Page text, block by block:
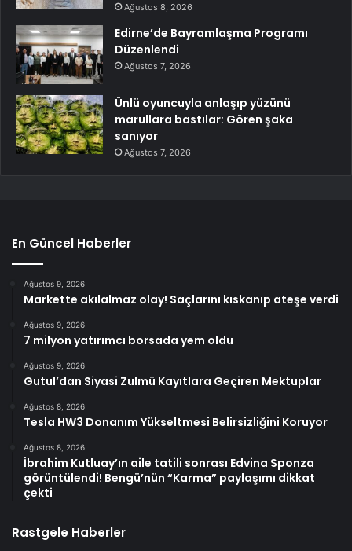
Ağustos 8, 2026
Edirne’de Bayramlaşma Programı
Düzenlendi
Ağustos 7, 2026
Ünlü oyuncuyla anlaşıp yüzünü
marullara bastılar: Gören şaka
sanıyor
Ağustos 7, 2026
En Güncel Haberler
Ağustos 9, 2026
Markette akılalmaz olay! Saçlarını kıskanıp ateşe verdi
Ağustos 9, 2026
7 milyon yatırımcı borsada yem oldu
Ağustos 9, 2026
Gutul’dan Siyasi Zulmü Kayıtlara Geçiren Mektuplar
Ağustos 8, 2026
Tesla HW3 Donanım Yükseltmesi Belirsizliğini Koruyor
Ağustos 8, 2026
İbrahim Kutluay’ın aile tatili sonrası Edvina Sponza
görüntülendi! Bengü’nün “Karma” paylaşımı dikkat
çekti
Rastgele Haberler